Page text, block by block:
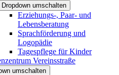
Dropdown umschalten
Erziehungs-, Paar- und
Lebensberatung
Sprachförderung und
Logopädie
Tagespflege für Kinder
Vereinsstraße
umschalten